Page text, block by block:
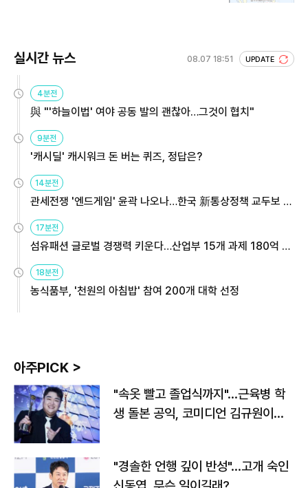
실시간 뉴스 08.07 18:51 UPDATE
4분전
與 "'하늘이법' 여야 공동 발의 괜찮아…그것이 협치"
9분전
'캐시딜' 캐시워크 돈 버는 퀴즈, 정답은?
14분전
관세전쟁 '엔드게임' 윤곽 나오나…한국 新통상정책 교두보 활
용해야
17분전
섬유패션 글로벌 경쟁력 키운다…산업부 15개 과제 180억 지
원
18분전
농식품부, '천원의 아침밥' 참여 200개 대학 선정
아주PICK >
"속옷 빨고 졸업식까지"…근육병 학
생 돌본 공익, 코미디언 김규원이었
"경솔한 언행 깊이 반성"…고개 숙인